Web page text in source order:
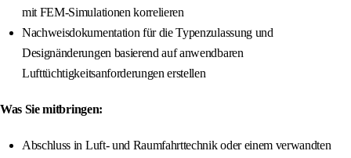
mit FEM-Simulationen korrelieren
Nachweisdokumentation für die Typenzulassung und
Designänderungen basierend auf anwendbaren
Lufttüchtigkeitsanforderungen erstellen
Was Sie mitbringen:
Abschluss in Luft- und Raumfahrttechnik oder einem verwandten